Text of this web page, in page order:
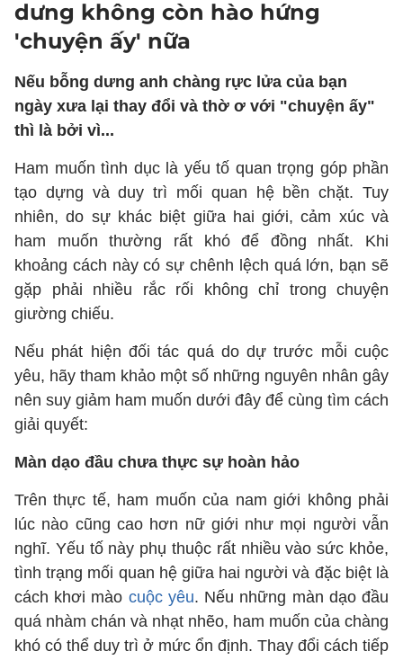
dưng không còn hào hứng
'chuyện ấy' nữa
Nếu bỗng dưng anh chàng rực lửa của bạn
ngày xưa lại thay đổi và thờ ơ với "chuyện ấy"
thì là bởi vì...
Ham muốn tình dục là yếu tố quan trọng góp phần
tạo dựng và duy trì mối quan hệ bền chặt. Tuy
nhiên, do sự khác biệt giữa hai giới, cảm xúc và
ham muốn thường rất khó để đồng nhất. Khi
khoảng cách này có sự chênh lệch quá lớn, bạn sẽ
gặp phải nhiều rắc rối không chỉ trong chuyện
giường chiếu.
Nếu phát hiện đối tác quá do dự trước mỗi cuộc
yêu, hãy tham khảo một số những nguyên nhân gây
nên suy giảm ham muốn dưới đây để cùng tìm cách
giải quyết:
Màn dạo đầu chưa thực sự hoàn hảo
Trên thực tế, ham muốn của nam giới không phải
lúc nào cũng cao hơn nữ giới như mọi người vẫn
nghĩ. Yếu tố này phụ thuộc rất nhiều vào sức khỏe,
tình trạng mối quan hệ giữa hai người và đặc biệt là
cách khơi mào cuộc yêu. Nếu những màn dạo đầu
quá nhàm chán và nhạt nhẽo, ham muốn của chàng
khó có thể duy trì ở mức ổn định. Thay đổi cách tiếp